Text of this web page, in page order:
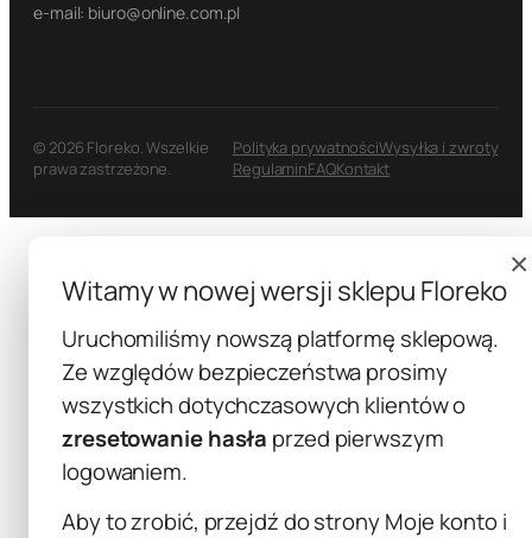
e-mail: biuro@online.com.pl
© 2026 Floreko. Wszelkie
prawa zastrzeżone.
Polityka prywatnościWysyłka i zwroty
RegulaminFAQKontakt
×
Witamy w nowej wersji sklepu Floreko
Uruchomiliśmy nowszą platformę sklepową.
Ze względów bezpieczeństwa prosimy
wszystkich dotychczasowych klientów o
zresetowanie hasła przed pierwszym
logowaniem.
Aby to zrobić, przejdź do stronyMoje kontoi